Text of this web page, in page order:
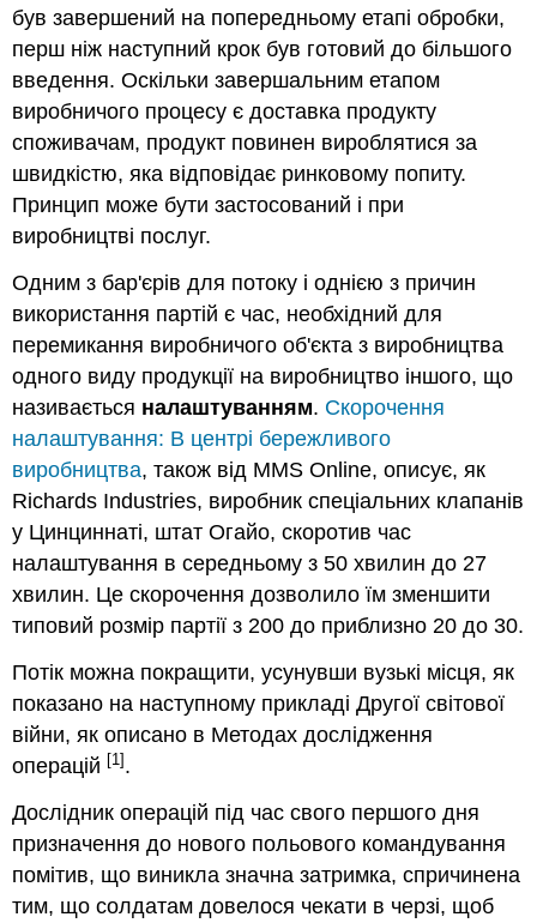
був завершений на попередньому етапі обробки,
перш ніж наступний крок був готовий до більшого
введення. Оскільки завершальним етапом
виробничого процесу є доставка продукту
споживачам, продукт повинен вироблятися за
швидкістю, яка відповідає ринковому попиту.
Принцип може бути застосований і при
виробництві послуг.
Одним з бар'єрів для потоку і однією з причин
використання партій є час, необхідний для
перемикання виробничого об'єкта з виробництва
одного виду продукції на виробництво іншого, що
називається налаштуванням. Скорочення
налаштування: В центрі бережливого
виробництва, також від MMS Online, описує, як
Richards Industries, виробник спеціальних клапанів
у Цинциннаті, штат Огайо, скоротив час
налаштування в середньому з 50 хвилин до 27
хвилин. Це скорочення дозволило їм зменшити
типовий розмір партії з 200 до приблизно 20 до 30.
Потік можна покращити, усунувши вузькі місця, як
показано на наступному прикладі Другої світової
війни, як описано в Методах дослідження
операцій [1] .
Дослідник операцій під час свого першого дня
призначення до нового польового командування
помітив, що виникла значна затримка, спричинена
тим, що солдатам довелося чекати в черзі, щоб